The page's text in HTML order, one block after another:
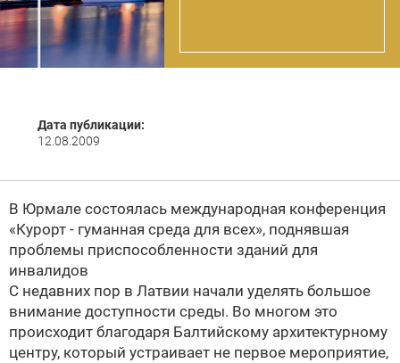
Дата публикации:
12.08.2009
В Юрмале состоялась международная конференция
«Курорт - гуманная среда для всех», поднявшая
проблемы приспособленности зданий для
инвалидов
С недавних пор в Латвии начали уделять большое
внимание доступности среды. Во многом это
происходит благодаря Балтийскому архитектурному
центру, который устраивает не первое мероприятие,